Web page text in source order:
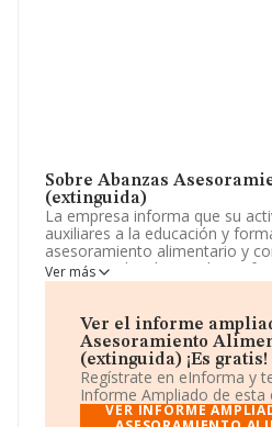
Sobre Abanzas
(extinguida)
La empresa informa que su
auxiliares a la educación y
asesoramiento alimentario y
empresarial, así como la
tanto presenciales como por
para ordenador y móviles rela.
registrada como Sociedad
es '%cnae%' con código 7020.
actividad en mercados
El correo electrónico es
Ver más
Ver el informe
Asesoramiento
(extinguida) ¡Es gratis!
Regístrate en eInforma y
Informe Ampliado de esta
VER INFORME